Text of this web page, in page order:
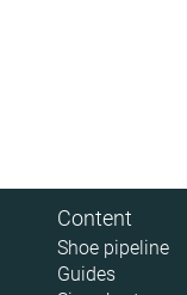
Content
Shoe pipeline
Guides